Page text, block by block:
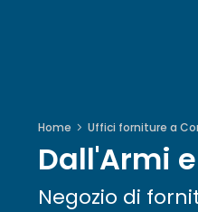
Home Uffici forniture a
Dall'Armi
Negozio di